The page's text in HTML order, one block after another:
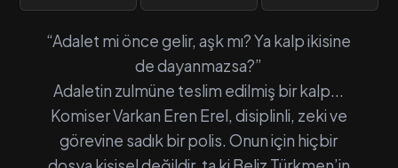
“Adalet mi önce gelir, aşk mı? Ya kalp ikisine
de dayanmazsa?”
Adaletin zulmüne teslim edilmiş bir kalp...
Komiser Varkan Eren Erel, disiplinli, zeki ve
görevine sadık bir polis. Onun için hiçbir